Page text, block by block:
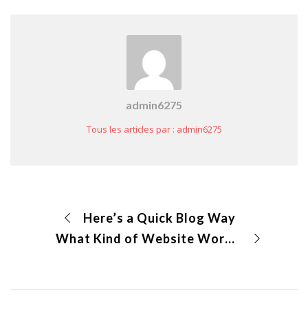
admin6275
Tous les articles par : admin6275
Here’s a Quick Blog Way
What Kind of Website Works Better?